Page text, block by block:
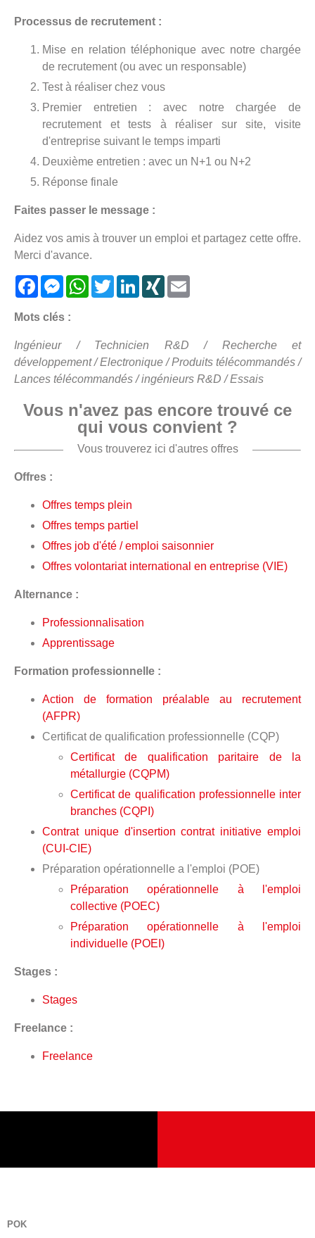
Processus de recrutement :
Mise en relation téléphonique avec notre chargée
de recrutement (ou avec un responsable)
Test à réaliser chez vous
Premier entretien : avec notre chargée de
recrutement et tests à réaliser sur site, visite
d'entreprise suivant le temps imparti
Deuxième entretien : avec un N+1 ou N+2
Réponse finale
Faites passer le message :
Aidez vos amis à trouver un emploi et partagez cette offre.
Merci d'avance.
FacebookMessenger
WhatsApp
TwitterLinkedIn
XING
Mots clés :
Ingénieur / Technicien R&D / Recherche et
développement / Electronique / Produits télécommandés /
Lances télécommandés / ingénieurs R&D / Essais
Vous n'avez pas encore trouvé ce
qui vous convient ?
Vous trouverez ici d'autres offres
Offres :
Offres temps plein
Offres temps partiel
Offres job d'été / emploi saisonnier
Offres volontariat international en entreprise (VIE)
Alternance :
Professionnalisation
Apprentissage
Formation professionnelle :
Action de formation préalable au recrutement
(AFPR)
Certificat de qualification professionnelle (CQP)
Certificat de qualification paritaire de la
métallurgie (CQPM)
Certificat de qualification professionnelle inter
branches (CQPI)
Contrat unique d'insertion contrat initiative emploi
(CUI-CIE)
Préparation opérationnelle a l'emploi (POE)
Préparation opérationnelle à l'emploi
collective (POEC)
Préparation opérationnelle à l'emploi
individuelle (POEI)
Stages :
Stages
Freelance :
Freelance
POK